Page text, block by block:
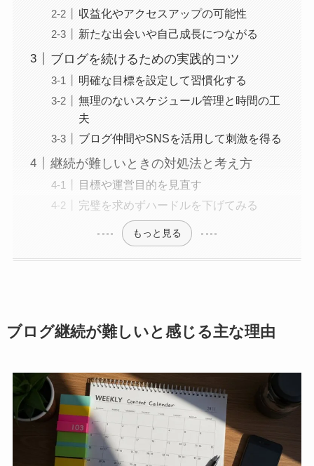
収益化やアクセスアップの可能性
新たな出会いや自己成長につながる
ブログを続けるための実践的コツ
明確な目標を設定して習慣化する
無理のないスケジュール管理と時間の工
夫
ブログ仲間やSNSを活用して刺激を得る
継続が難しいときの対処法と考え方
目標や運営目的を見直す
完璧を求めずハードルを下げてみる
もっと見る
ブログ継続が難しいと感じる主な理由